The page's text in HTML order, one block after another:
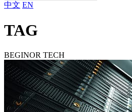
中文 EN
TAG
BEGINOR TECH